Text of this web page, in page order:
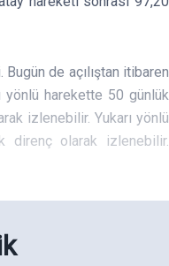
de açılıştan itibaren
yönlü harekette 50 günlük
izlenebilir. Yukarı yönlü
direnç olarak izlenebilir.